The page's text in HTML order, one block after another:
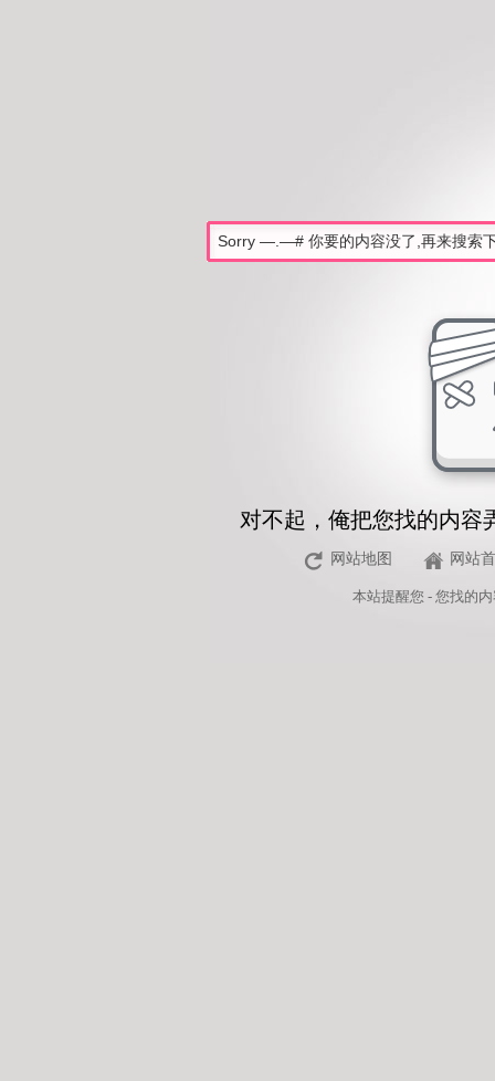
对不起，俺把您找的内容
网站地图 网站
本站提醒您 - 您找的